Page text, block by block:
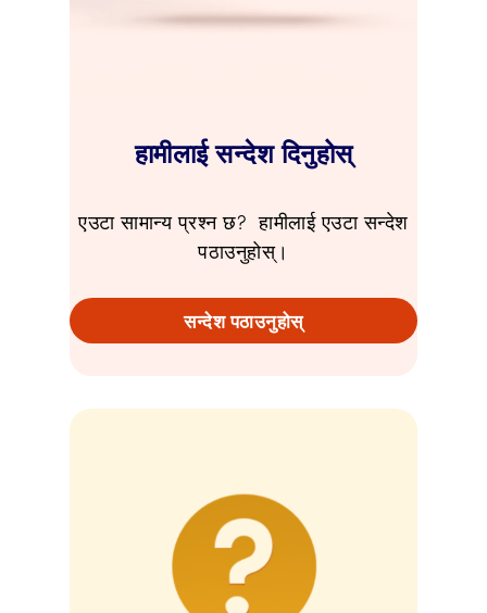
हामीलाई सन्देश दिनुहोस्
एउटा सामान्य प्रश्न छ? हामीलाई एउटा सन्देश
पठाउनुहोस्।
सन्देश पठाउनुहोस्